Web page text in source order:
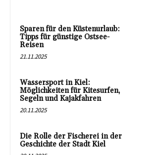
Sparen für den Küstenurlaub:
Tipps für günstige Ostsee-
Reisen
21.11.2025
Wassersport in Kiel:
Möglichkeiten für Kitesurfen,
Segeln und Kajakfahren
20.11.2025
Die Rolle der Fischerei in der
Geschichte der Stadt Kiel